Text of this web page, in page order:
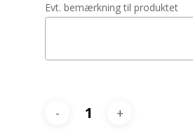
Evt. bemærkning til produktet